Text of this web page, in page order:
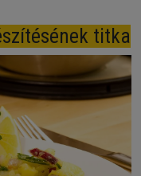
titka